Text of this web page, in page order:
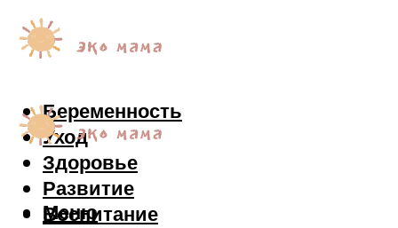
Беременность
Уход
Здоровье
Развитие
Воспитание
Меню